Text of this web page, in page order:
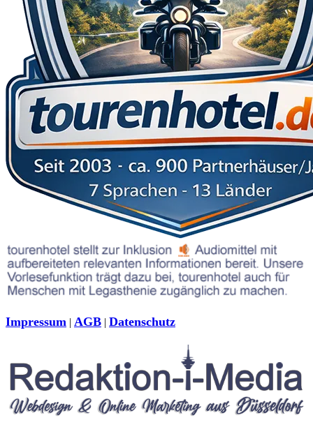
Impressum | AGB | Datenschutz